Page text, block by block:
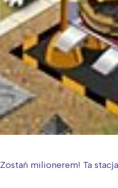
Zostań milionerem! Ta